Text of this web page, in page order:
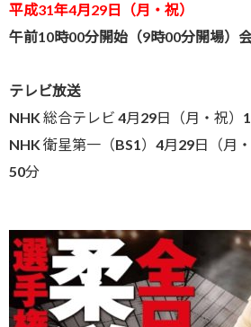
平成31年4月29日（月・祝）
午前10時00分開始（9時00分開場）
テレビ放送
NHK 総合テレビ 4月29日（月・祝）
NHK 衛星第一（BS1）4月29日（月
50分